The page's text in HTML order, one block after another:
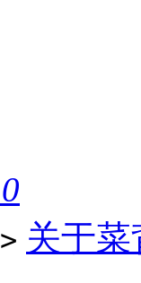
0
> 关于